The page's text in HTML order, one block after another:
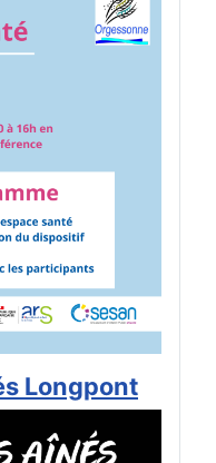
Longpont